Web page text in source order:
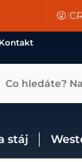
😮
📐Pasování a
Kontakt
Co hledáte?
stáj